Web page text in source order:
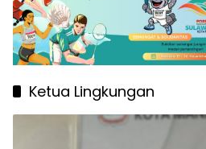
Ketua Lingkungan